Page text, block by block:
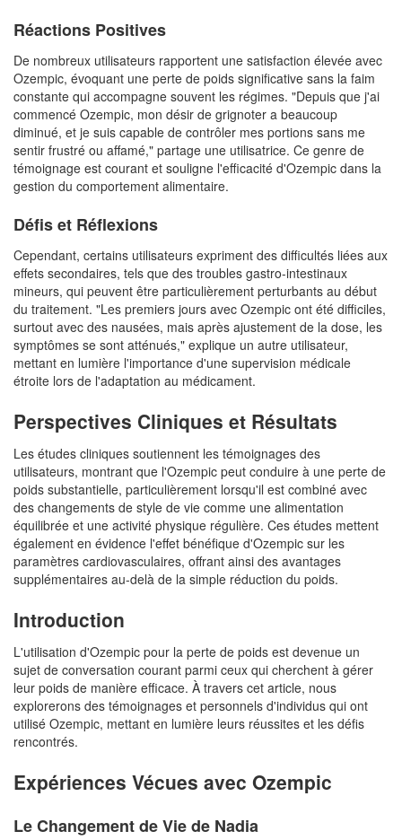
Réactions Positives
De nombreux utilisateurs rapportent une satisfaction élevée avec
Ozempic, évoquant une perte de poids significative sans la faim
constante qui accompagne souvent les régimes. "Depuis que j'ai
commencé Ozempic, mon désir de grignoter a beaucoup
diminué, et je suis capable de contrôler mes portions sans me
sentir frustré ou affamé," partage une utilisatrice. Ce genre de
témoignage est courant et souligne l'efficacité d'Ozempic dans la
gestion du comportement alimentaire.
Défis et Réflexions
Cependant, certains utilisateurs expriment des difficultés liées aux
effets secondaires, tels que des troubles gastro-intestinaux
mineurs, qui peuvent être particulièrement perturbants au début
du traitement. "Les premiers jours avec Ozempic ont été difficiles,
surtout avec des nausées, mais après ajustement de la dose, les
symptômes se sont atténués," explique un autre utilisateur,
mettant en lumière l'importance d'une supervision médicale
étroite lors de l'adaptation au médicament.
Perspectives Cliniques et Résultats
Les études cliniques soutiennent les témoignages des
utilisateurs, montrant que l'Ozempic peut conduire à une perte de
poids substantielle, particulièrement lorsqu'il est combiné avec
des changements de style de vie comme une alimentation
équilibrée et une activité physique régulière. Ces études mettent
également en évidence l'effet bénéfique d'Ozempic sur les
paramètres cardiovasculaires, offrant ainsi des avantages
supplémentaires au-delà de la simple réduction du poids.
Introduction
L'utilisation d'Ozempic pour la perte de poids est devenue un
sujet de conversation courant parmi ceux qui cherchent à gérer
leur poids de manière efficace. À travers cet article, nous
explorerons des témoignages et personnels d'individus qui ont
utilisé Ozempic, mettant en lumière leurs réussites et les défis
rencontrés.
Expériences Vécues avec Ozempic
Le Changement de Vie de Nadia